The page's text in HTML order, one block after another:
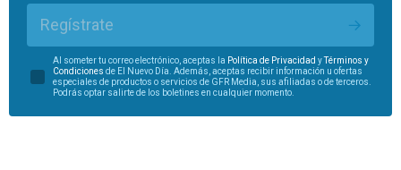
Regístrate
Al someter tu correo electrónico, aceptas la Política de Privacidad yTérminos y
Condiciones de El Nuevo Día. Además, aceptas recibir información u ofertas
especiales de productos o servicios de GFR Media, sus afiliadas o de terceros.
Podrás optar salirte de los boletines en cualquier momento.